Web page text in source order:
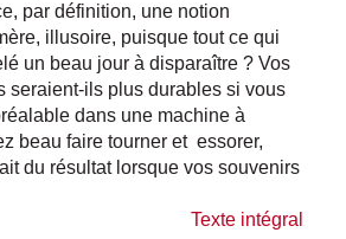
par définition, une notion
illusoire, puisque tout ce qui
un beau jour à disparaître ? Vos
seraient-ils plus durables si vous
dans une machine à
beau faire tourner et essorer,
du résultat lorsque vos souvenirs
Texte intégral